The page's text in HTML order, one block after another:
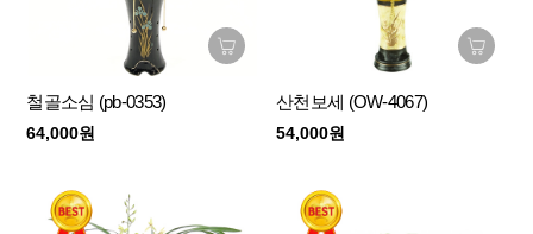
철골소심 (pb-0353)
64,000원
산천보세 (OW-4067)
54,000원